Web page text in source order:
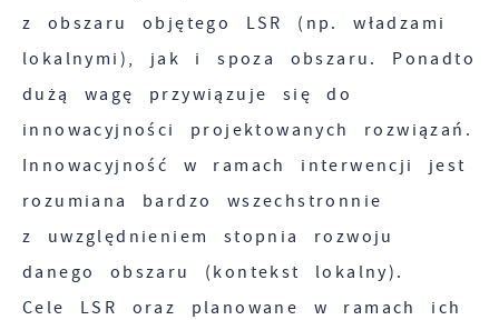
z obszaru objętego LSR (np. władzami
lokalnymi), jak i spoza obszaru. Ponadto
dużą wagę przywiązuje się do
innowacyjności projektowanych rozwiązań.
Innowacyjność w ramach interwencji jest
rozumiana bardzo wszechstronnie
z uwzględnieniem stopnia rozwoju
danego obszaru (kontekst lokalny).
Cele LSR oraz planowane w ramach ich
komunikatów mediów społecznościowych.